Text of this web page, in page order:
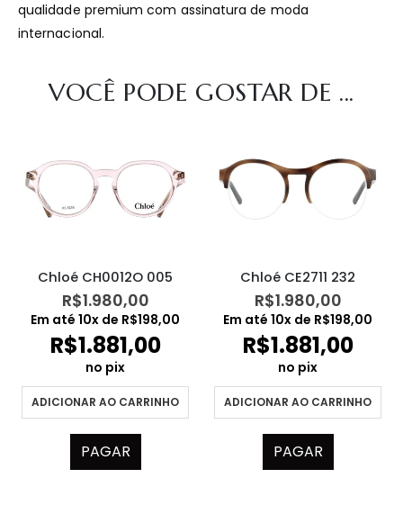
qualidade premium com assinatura de moda
internacional.
VOCÊ PODE GOSTAR DE ...
Chloé CH0012O 005
R$1.980,00
Em até 10x de R$198,00
R$1.881,00
no pix
ADICIONAR AO CARRINHO
PAGAR
Chloé CE2711 232
R$1.980,00
Em até 10x de R$198,00
R$1.881,00
no pix
ADICIONAR AO CARRINHO
PAGAR